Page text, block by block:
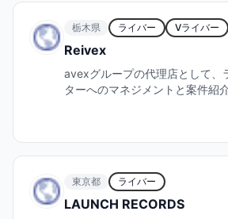
栃木県 ライバー Vライバー
Reivex
avexグループの代理店として、
ターへのマネジメントと案件紹
東京都 ライバー
LAUNCH RECORDS